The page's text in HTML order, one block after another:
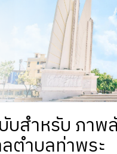
สำหรับ ภาพ
ตำบลท่าพระ